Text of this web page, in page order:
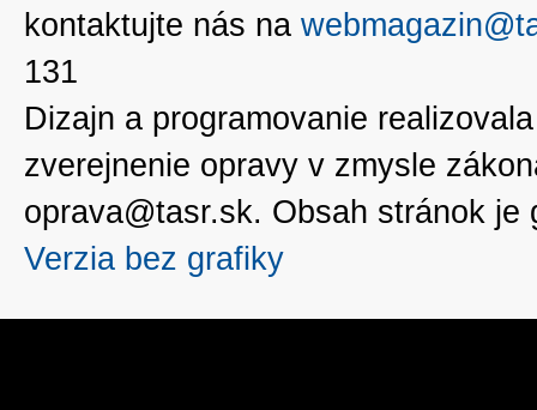
kontaktujte nás na
131
Dizajn a programovanie
zverejnenie opravy v zmysle
oprava@tasr.sk. Obsah stránok
Verzia bez grafiky